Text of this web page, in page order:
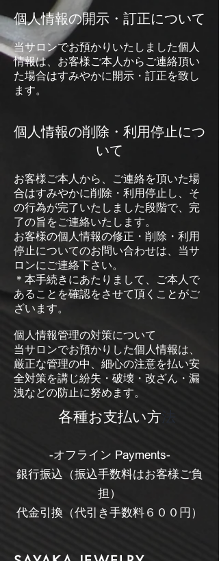
-オフライン Payments-
銀行振込（振込手数料はお客様ご負
担）
代金引換（代引き手数料６００円）
​ 各種お支払い方 法
個人情報の開示・訂正について
当サロンでお預かりいたしました個人
情報は、お客様ご本人からご連絡頂い
た場合はすみやかに開示・訂正を致し
ます。
個人情報の削除・利用停止につ
いて
お客様ご本人から、ご連絡を頂いた場
合はすみやかに削除・利用停止し、そ
の行為が完了いたしました段階で、完
了の旨をご連絡いたします。
お客様の個人情報の修正・削除・利用
停止についてのお問い合わせは、当サ
ロンにご連絡下さい。
＊本手続きにあたりまして、ご本人で
あることを確認をさせて頂くことがご
ざいます。
個人情報管理の対策について
当サロンでお預かりした個人情報は、
厳正な管理の中、細心の注意を払い安
全対策を講じ紛失・破壊・改ざん・漏
洩などの防止に努めます。